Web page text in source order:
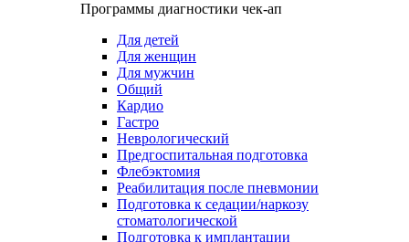
Программы диагностики чек-ап
Для детей
Для женщин
Для мужчин
Общий
Кардио
Гастро
Неврологический
Предгоспитальная подготовка
Флебэктомия
Реабилитация после пневмонии
Подготовка к седации/наркозу
стоматологической
Подготовка к имплантации